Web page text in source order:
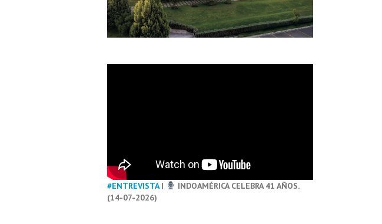
#ENTREVISTA|
INDOAMÉRICA CELEBRA 41 AÑOS.
(14-07-2026)